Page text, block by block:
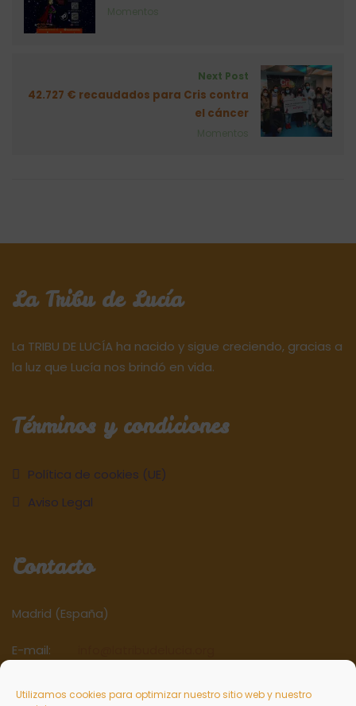
Utilizamos cookies para optimizar nuestro sitio web y nuestro
Momentos
Next Post
42.727 € recaudados para Cris contra
el cáncer
Momentos
La Tribu de Lucía
La TRIBU DE LUCÍA ha nacido y sigue creciendo, gracias a
la luz que Lucía nos brindó en vida.
Términos y condiciones
Política de cookies (UE)
Aviso Legal
Contacto
Madrid (España)
E-mail: